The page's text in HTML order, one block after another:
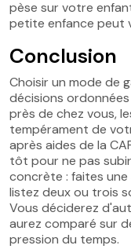
pèse sur votre
petite enfance peut
Conclusion
Choisir un mode de
décisions
près de chez vous,
tempérament de
après aides de la
tôt pour ne pas
concrète : faites
listez deux ou trois
Vous déciderez
aurez comparé sur
pression du temps.